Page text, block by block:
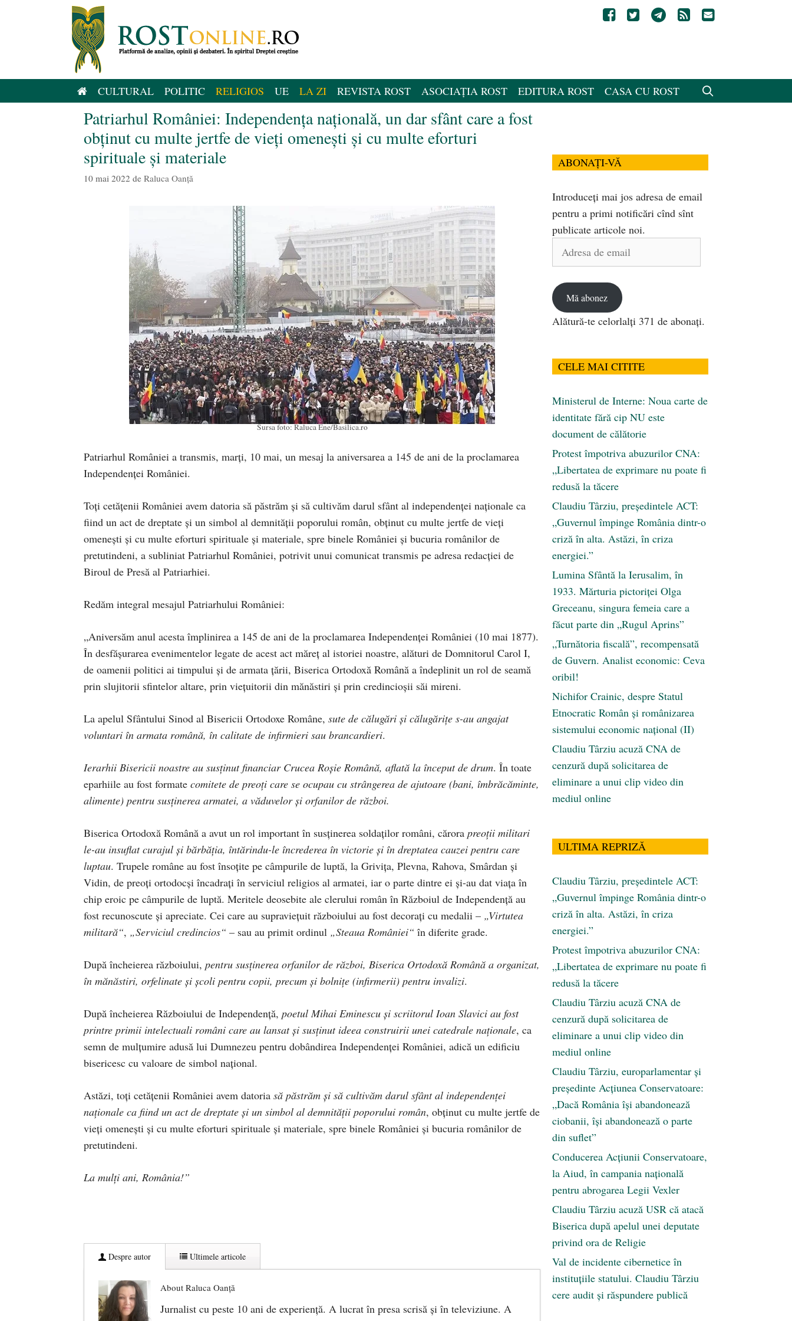
CULTURAL POLITIC RELIGIOS UE LA ZI REVISTA ROST ASOCIAȚIA ROST EDITURA ROST CASA CU ROST
Patriarhul României: Independența naţională, un dar sfânt care a fost
obținut cu multe jertfe de vieți omenești şi cu multe eforturi
spirituale şi materiale
10 mai 2022 de Raluca Oanță
Sursa foto: Raluca Ene/Basilica.ro
Patriarhul României a transmis, marți, 10 mai, un mesaj la aniversarea a 145 de ani de la proclamarea
Independenței României.
Toți cetățenii României avem datoria să păstrăm şi să cultivăm darul sfânt al independenţei naţionale ca
fiind un act de dreptate şi un simbol al demnității poporului român, obținut cu multe jertfe de vieți
omenești şi cu multe eforturi spirituale şi materiale, spre binele României şi bucuria românilor de
pretutindeni, a subliniat Patriarhul României, potrivit unui comunicat transmis pe adresa redacției de
Biroul de Presă al Patriarhiei.
Redăm integral mesajul Patriarhului României:
„Aniversăm anul acesta împlinirea a 145 de ani de la proclamarea Independenței României (10 mai 1877).
În desfășurarea evenimentelor legate de acest act măreț al istoriei noastre, alături de Domnitorul Carol I,
de oamenii politici ai timpului şi de armata țării, Biserica Ortodoxă Română a îndeplinit un rol de seamă
prin slujitorii sfintelor altare, prin viețuitorii din mănăstiri şi prin credincioșii săi mireni.
La apelul Sfântului Sinod al Bisericii Ortodoxe Române, sute de călugări şi călugărițe s-au angajat
voluntari în armata română, în calitate de infirmieri sau brancardieri.
Ierarhii Bisericii noastre au susținut financiar Crucea Roșie Română, aflată la început de drum. În toate
eparhiile au fost formate comitete de preoţi care se ocupau cu strângerea de ajutoare (bani, îmbrăcăminte,
alimente) pentru susţinerea armatei, a văduvelor şi orfanilor de război.
Biserica Ortodoxă Română a avut un rol important în susținerea soldaţilor români, cărora preoții militari
le-au insuflat curajul şi bărbăția, întărindu-le încrederea în victorie şi în dreptatea cauzei pentru care
luptau. Trupele române au fost însoțite pe câmpurile de luptă, la Grivița, Plevna, Rahova, Smârdan şi
Vidin, de preoți ortodocși încadrați în serviciul religios al armatei, iar o parte dintre ei şi-au dat viaţa în
chip eroic pe câmpurile de luptă. Meritele deosebite ale clerului român în Războiul de Independenţă au
fost recunoscute şi apreciate. Cei care au supravieţuit războiului au fost decoraţi cu medalii – „Virtutea
militară“, „Serviciul credincios“ – sau au primit ordinul „Steaua României“ în diferite grade.
După încheierea războiului, pentru susţinerea orfanilor de război, Biserica Ortodoxă Română a organizat,
în mănăstiri, orfelinate şi şcoli pentru copii, precum şi bolniţe (infirmerii) pentru invalizi.
După încheierea Războiului de Independenţă, poetul Mihai Eminescu şi scriitorul Ioan Slavici au fost
printre primii intelectuali români care au lansat şi susţinut ideea construirii unei catedrale naţionale, ca
semn de mulţumire adusă lui Dumnezeu pentru dobândirea Independenţei României, adică un edificiu
bisericesc cu valoare de simbol naţional.
Astăzi, toți cetățenii României avem datoria să păstrăm şi să cultivăm darul sfânt al independenţei
naţionale ca fiind un act de dreptate şi un simbol al demnității poporului român, obținut cu multe jertfe de
vieți omenești şi cu multe eforturi spirituale şi materiale, spre binele României şi bucuria românilor de
pretutindeni.
La mulţi ani, România!”
Despre autor Ultimele articole
About Raluca Oanță
Jurnalist cu peste 10 ani de experiență. A lucrat în presa scrisă și în televiziune. A
ABONAȚI-VĂ
Introduceți mai jos adresa de email
pentru a primi notificări cînd sînt
publicate articole noi.
Adresa
Mă abonez
Alătură-te celorlalți 371 de abonați.
CELE MAI CITITE
Ministerul de Interne: Noua carte de
identitate fără cip NU este
document de călătorie
Protest împotriva abuzurilor CNA:
„Libertatea de exprimare nu poate fi
redusă la tăcere
Claudiu Târziu, președintele ACT:
„Guvernul împinge România dintr-o
criză în alta. Astăzi, în criza
energiei.”
Lumina Sfântă la Ierusalim, în
1933. Mărturia pictoriței Olga
Greceanu, singura femeia care a
făcut parte din „Rugul Aprins”
„Turnătoria fiscală”, recompensată
de Guvern. Analist economic: Ceva
oribil!
Nichifor Crainic, despre Statul
Etnocratic Român şi românizarea
sistemului economic naţional (II)
Claudiu Târziu acuză CNA de
cenzură după solicitarea de
eliminare a unui clip video din
mediul online
ULTIMA REPRIZĂ
Claudiu Târziu, președintele ACT:
„Guvernul împinge România dintr-o
criză în alta. Astăzi, în criza
energiei.”
Protest împotriva abuzurilor CNA:
„Libertatea de exprimare nu poate fi
redusă la tăcere
Claudiu Târziu acuză CNA de
cenzură după solicitarea de
eliminare a unui clip video din
mediul online
Claudiu Târziu, europarlamentar și
președinte Acțiunea Conservatoare:
„Dacă România își abandonează
ciobanii, își abandonează o parte
din suflet”
Conducerea Acțiunii Conservatoare,
la Aiud, în campania națională
pentru abrogarea Legii Vexler
Claudiu Târziu acuză USR că atacă
Biserica după apelul unei deputate
privind ora de Religie
Val de incidente cibernetice în
instituțiile statului. Claudiu Târziu
cere audit și răspundere publică